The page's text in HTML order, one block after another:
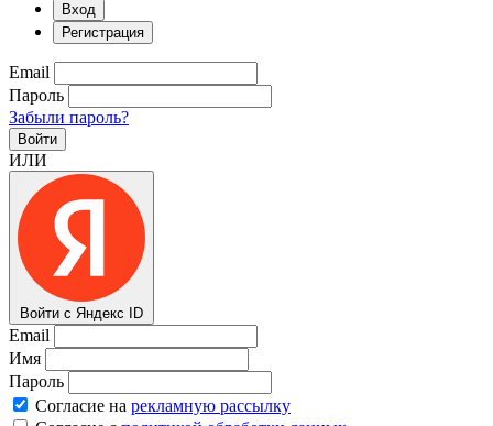
Вход
Регистрация
Email
Пароль
Забыли пароль?
Войти
ИЛИ
Войти с Яндекс ID
Email
Имя
Пароль
Согласие на рекламную рассылку